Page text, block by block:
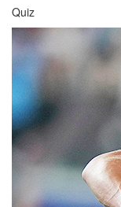
Quiz